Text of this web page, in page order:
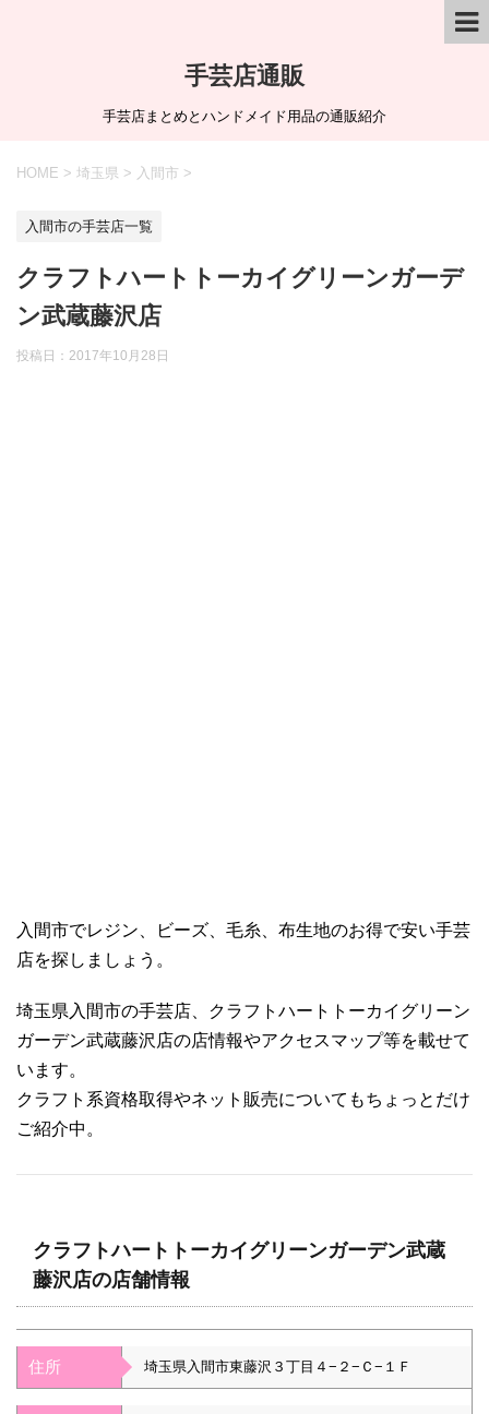
手芸店通販
手芸店まとめとハンドメイド用品の通販紹介
HOME > 埼玉県 > 入間市 >
入間市の手芸店一覧
クラフトハートトーカイグリーンガーデ
ン武蔵藤沢店
投稿日： 2017年10月28日
入間市でレジン、ビーズ、毛糸、布生地のお得で安い手芸
店を探しましょう。
埼玉県入間市の手芸店、クラフトハートトーカイグリーン
ガーデン武蔵藤沢店の店情報やアクセスマップ等を載せて
います。
クラフト系資格取得やネット販売についてもちょっとだけ
ご紹介中。
クラフトハートトーカイグリーンガーデン武蔵
藤沢店の店舗情報
住所 埼玉県入間市東藤沢３丁目４−２−Ｃ−１Ｆ